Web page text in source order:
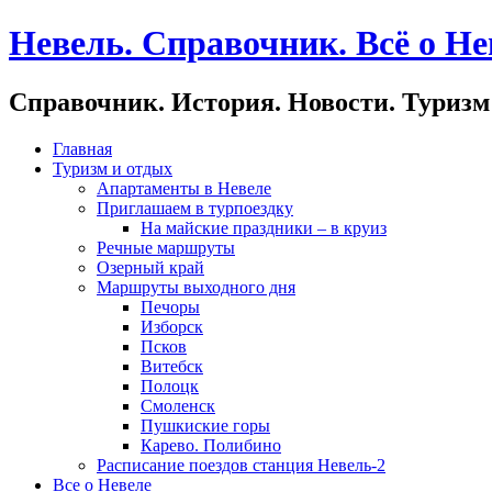
Невель. Справочник. Всё о
Справочник. История. Новости. Туризм
Главная
Туризм и отдых
Апартаменты в Невеле
Приглашаем в турпоездку
На майские праздники – в круиз
Речные маршруты
Озерный край
Маршруты выходного дня
Печоры
Изборск
Псков
Витебск
Полоцк
Смоленск
Пушкиские горы
Карево. Полибино
Расписание поездов станция Невель-2
Все о Невеле